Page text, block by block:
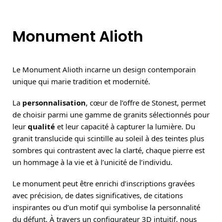
Monument Alioth
Le Monument Alioth incarne un design contemporain
unique qui marie tradition et modernité.
La personnalisation, cœur de l’offre de Stonest, permet
de choisir parmi une gamme de granits sélectionnés pour
leur qualité et leur capacité à capturer la lumière. Du
granit translucide qui scintille au soleil à des teintes plus
sombres qui contrastent avec la clarté, chaque pierre est
un hommage à la vie et à l’unicité de l’individu.
Le monument peut être enrichi d’inscriptions gravées
avec précision, de dates significatives, de citations
inspirantes ou d’un motif qui symbolise la personnalité
du défunt. À travers un configurateur 3D intuitif, nous